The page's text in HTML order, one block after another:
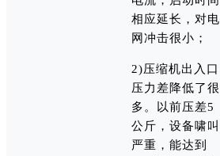
相应延长，对电
网冲击很小；
2)压缩机出入口
压力差降低了很
多。以前压差5
公斤，设备啸叫
严重，能达到